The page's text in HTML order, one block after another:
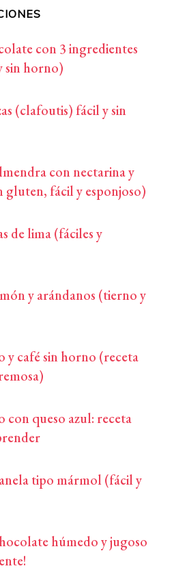
con 3 ingredientes
sin horno)
(clafoutis) fácil y sin
con nectarina y
gluten, fácil y esponjoso)
de lima (fáciles y
y arándanos (tierno y
y café sin horno (receta
con queso azul: receta
tipo mármol (fácil y
húmedo y jugoso